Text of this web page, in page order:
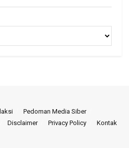
Pedoman Media Siber
Disclaimer Privacy Policy Kontak